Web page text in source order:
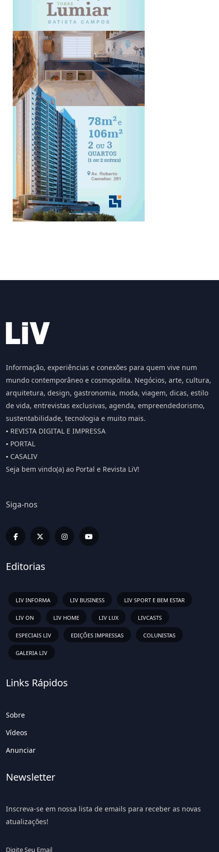
Informação, experiências e conexões para quem vive num
mundo contemporâneo e cosmopolita. Negócios, arte, cultura,
arquitetura, design, gastronomia, moda, viagem, dicas, estilo
de vida, entrevistas exclusivas, agenda, empreendedorismo,
sustentabilidade, tecnologia e muito mais.
▪️ REVISTA DIGITAL E IMPRESSA
▪️ PORTAL
▪️ CASALIV
Seja bem vindo(a) ao Portal e Revista LiV!
Siga-nos
Editorias
LIV INFORMA LIV BUSINESS LIV SPORT E BEM ESTAR
LIV ON LIV HOME LIV LUX LIVCASTS
ESPECIAIS LIV EDIÇÕES IMPRESSAS COLUNISTAS
GALERIA LIV
Links Rápidos
Sobre
Vídeos
Anunciar
Newsletter
Inscreva-se em nossa lista de emails para receber as novas
atualizações!